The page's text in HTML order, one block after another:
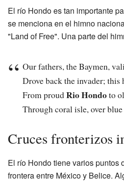
El río Hondo es tan importante
se menciona en el himno
"Land of Free". Una parte del
Our fathers, the Baymen,
Drove back the invader; this
From proudRio Hondoto
Through coral isle, over
Cruces fronterizos
El río Hondo tiene varios puntos
frontera entre México y Belice.